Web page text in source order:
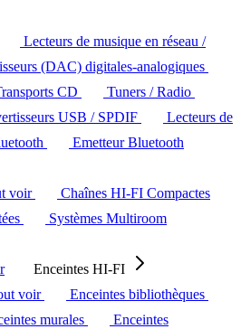
Lecteurs de musique en réseau /
(DAC) digitales-analogiques
CD
Tuners / Radio
USB / SPDIF
Lecteurs de
Emetteur Bluetooth
voir
Chaînes HI-FI Compactes
Systèmes Multiroom
Enceintes HI-FI
voir
Enceintes bibliothèques
murales
Enceintes